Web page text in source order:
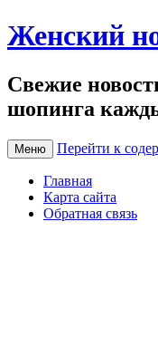
Женский
Свежие
шопинга
Меню Перейти к
Главная
Карта сайта
Обратная связь